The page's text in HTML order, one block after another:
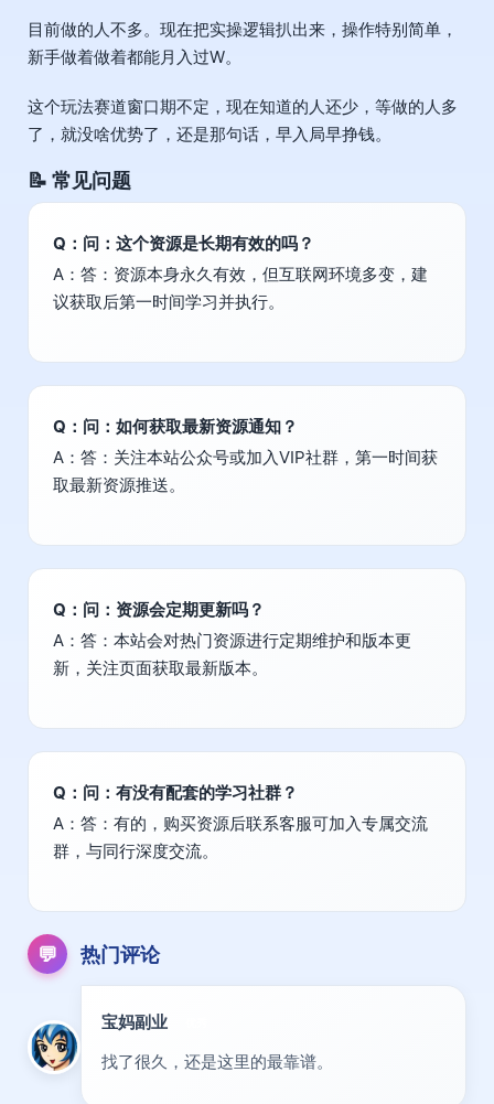
目前做的人不多。现在把实操逻辑扒出来，操作特别简单，
新手做着做着都能月入过W。
这个玩法赛道窗口期不定，现在知道的人还少，等做的人多
了，就没啥优势了，还是那句话，早入局早挣钱。
📝 常见问题
Q：问：这个资源是长期有效的吗？
A：答：资源本身永久有效，但互联网环境多变，建
议获取后第一时间学习并执行。
Q：问：如何获取最新资源通知？
A：答：关注本站公众号或加入VIP社群，第一时间获
取最新资源推送。
Q：问：资源会定期更新吗？
A：答：本站会对热门资源进行定期维护和版本更
新，关注页面获取最新版本。
Q：问：有没有配套的学习社群？
A：答：有的，购买资源后联系客服可加入专属交流
群，与同行深度交流。
💬 热门评论
宝妈副业
找了很久，还是这里的最靠谱。